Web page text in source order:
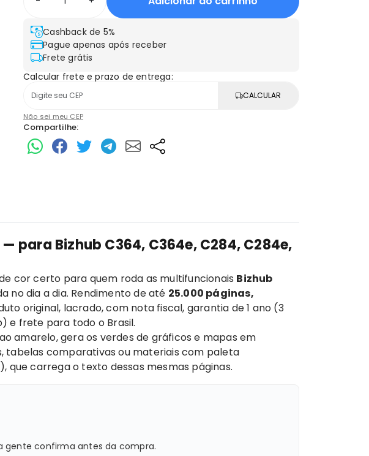
Cashback de 5%
Pague apenas após receber
Frete grátis
Calcular frete e prazo de entrega:
CALCULAR
Não sei meu CEP
Compartilhe:
para Bizhub C364, C364e, C284, C284e,
cor certo para quem roda as multifuncionais Bizhub
no dia a dia. Rendimento de até 25.000 páginas,
original, lacrado, com nota fiscal, garantia de 1 ano (3
e frete para todo o Brasil.
amarelo, gera os verdes de gráficos e mapas em
tabelas comparativas ou materiais com paleta
carrega o texto dessas mesmas páginas.
gente confirma antes da compra.